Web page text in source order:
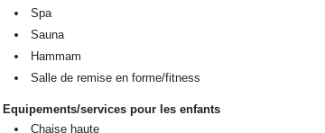
Spa
Sauna
Hammam
Salle de remise en forme/fitness
Equipements/services pour les enfants
Chaise haute